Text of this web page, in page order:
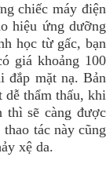
chiếc máy điện
hiệu ứng dưỡng
học từ gấc, bạn
giá khoảng 100
đắp mặt nạ. Bản
dễ thẩm thấu, khi
thì sẽ càng được
tác này cũng
xệ da.